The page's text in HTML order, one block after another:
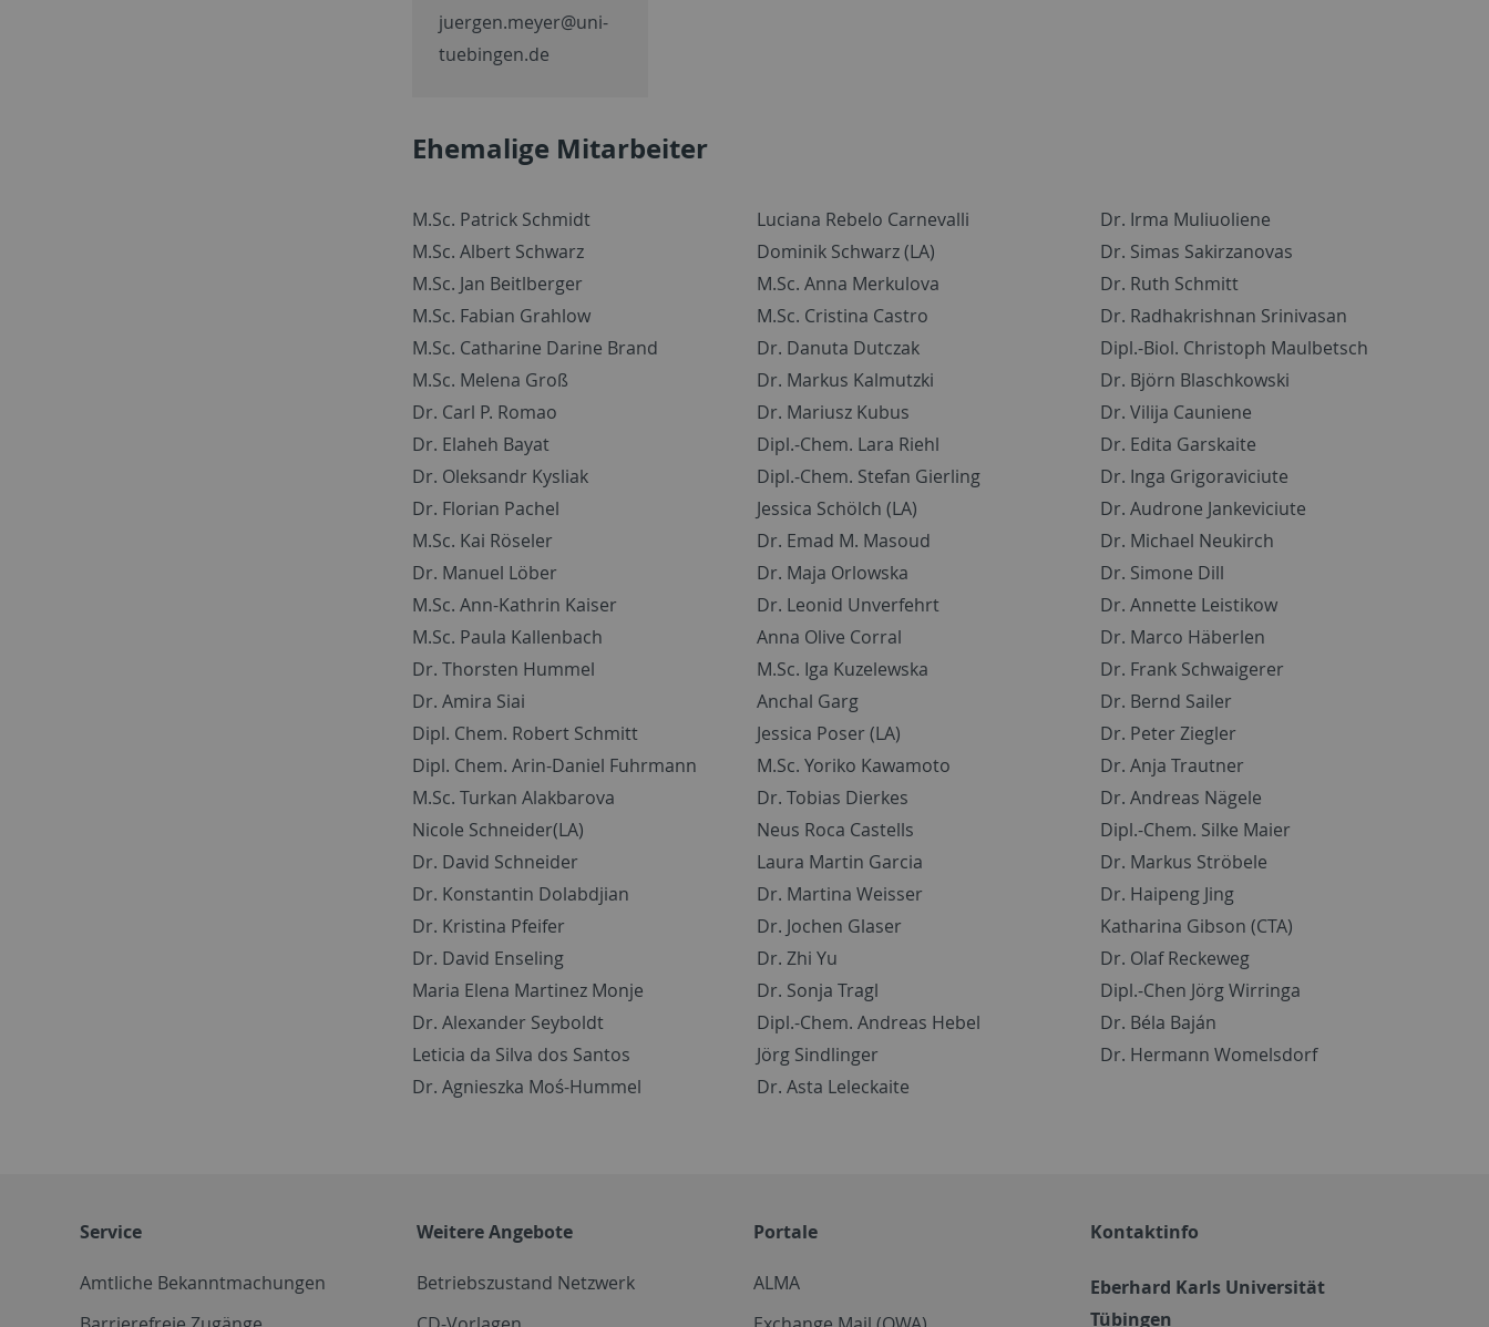
juergen.meyer@uni-
tuebingen.de
Ehemalige Mitarbeiter
M.Sc. Patrick Schmidt
M.Sc. Albert Schwarz
M.Sc. Jan Beitlberger
M.Sc. Fabian Grahlow
M.Sc. Catharine Darine Brand
M.Sc. Melena Groß
Dr. Carl P. Romao
Dr. Elaheh Bayat
Dr. Oleksandr Kysliak
Dr. Florian Pachel
M.Sc. Kai Röseler
Dr. Manuel Löber
M.Sc. Ann-Kathrin Kaiser
M.Sc. Paula Kallenbach
Dr. Thorsten Hummel
Dr. Amira Siai
Dipl. Chem. Robert Schmitt
Dipl. Chem. Arin-Daniel Fuhrmann
M.Sc. Turkan Alakbarova
Nicole Schneider(LA)
Dr. David Schneider
Dr. Konstantin Dolabdjian
Dr. Kristina Pfeifer
Dr. David Enseling
Maria Elena Martinez Monje
Dr. Alexander Seyboldt
Leticia da Silva dos Santos
Dr. Agnieszka Moś-Hummel
Luciana Rebelo Carnevalli
Dominik Schwarz (LA)
M.Sc. Anna Merkulova
M.Sc. Cristina Castro
Dr. Danuta Dutczak
Dr. Markus Kalmutzki
Dr. Mariusz Kubus
Dipl.-Chem. Lara Riehl
Dipl.-Chem. Stefan Gierling
Jessica Schölch (LA)
Dr. Emad M. Masoud
Dr. Maja Orlowska
Dr. Leonid Unverfehrt
Anna Olive Corral
M.Sc. Iga Kuzelewska
Anchal Garg
Jessica Poser (LA)
M.Sc. Yoriko Kawamoto
Dr. Tobias Dierkes
Neus Roca Castells
Laura Martin Garcia
Dr. Martina Weisser
Dr. Jochen Glaser
Dr. Zhi Yu
Dr. Sonja Tragl
Dipl.-Chem. Andreas Hebel
Jörg Sindlinger
Dr. Asta Leleckaite
Dr. Irma Muliuoliene
Dr. Simas Sakirzanovas
Dr. Ruth Schmitt
Dr. Radhakrishnan Srinivasan
Dipl.-Biol. Christoph Maulbetsch
Dr. Björn Blaschkowski
Dr. Vilija Cauniene
Dr. Edita Garskaite
Dr. Inga Grigoraviciute
Dr. Audrone Jankeviciute
Dr. Michael Neukirch
Dr. Simone Dill
Dr. Annette Leistikow
Dr. Marco Häberlen
Dr. Frank Schwaigerer
Dr. Bernd Sailer
Dr. Peter Ziegler
Dr. Anja Trautner
Dr. Andreas Nägele
Dipl.-Chem. Silke Maier
Dr. Markus Ströbele
Dr. Haipeng Jing
Katharina Gibson (CTA)
Dr. Olaf Reckeweg
Dipl.-Chen Jörg Wirringa
Dr. Béla Baján
Dr. Hermann Womelsdorf
Service
Amtliche Bekanntmachungen
Weitere Angebote
Betriebszustand Netzwerk
Portale
ALMA
Kontaktinfo
Eberhard Karls Universität
Tübingen